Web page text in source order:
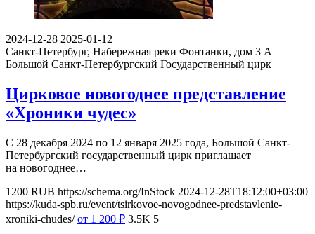
2024-12-28 2025-01-12
Санкт-Петербург, Набережная реки Фонтанки, дом 3 А
Большой Санкт-Петербургский Государственный цирк
Цирковое новогоднее представление
«Хроники чудес»
С 28 декабря 2024 по 12 января 2025 года, Большой Санкт-
Петербургский государственный цирк приглашает
на новогоднее…
1200 RUB https://schema.org/InStock 2024-12-28T18:12:00+03:00
https://kuda-spb.ru/event/tsirkovoe-novogodnee-predstavlenie-
xroniki-chudes/ от 1 200 ₽ 3.5K 5